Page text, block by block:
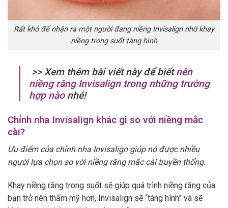
Rất khó để nhận ra một người đang niềng Invisalign nhờ khay
niềng trong suốt tàng hình
>> Xem thêm bài viết này để biếtnên
niềng răng Invisalign trong những trường
hợp nàonhé!
Chỉnh nha Invisalign khác gì so với niềng mắc
cài?
Ưu điểm của chỉnh nha Invisalign giúp nó được nhiều
người lựa chọn so với niềng răng mắc cài truyền thống.
Khay niềng răng trong suốt sẽ giúp quá trình niềng răng của
bạn trở nên thẩm mỹ hơn, Invisalign sẽ “tàng hình” và sẽ